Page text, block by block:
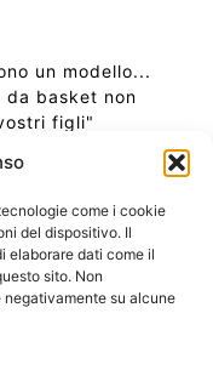
come i cookie
del dispositivo. Il
elaborare dati come il
sito. Non
su alcune
un modello...
da basket non
figli"
Essere per
alla Quinta